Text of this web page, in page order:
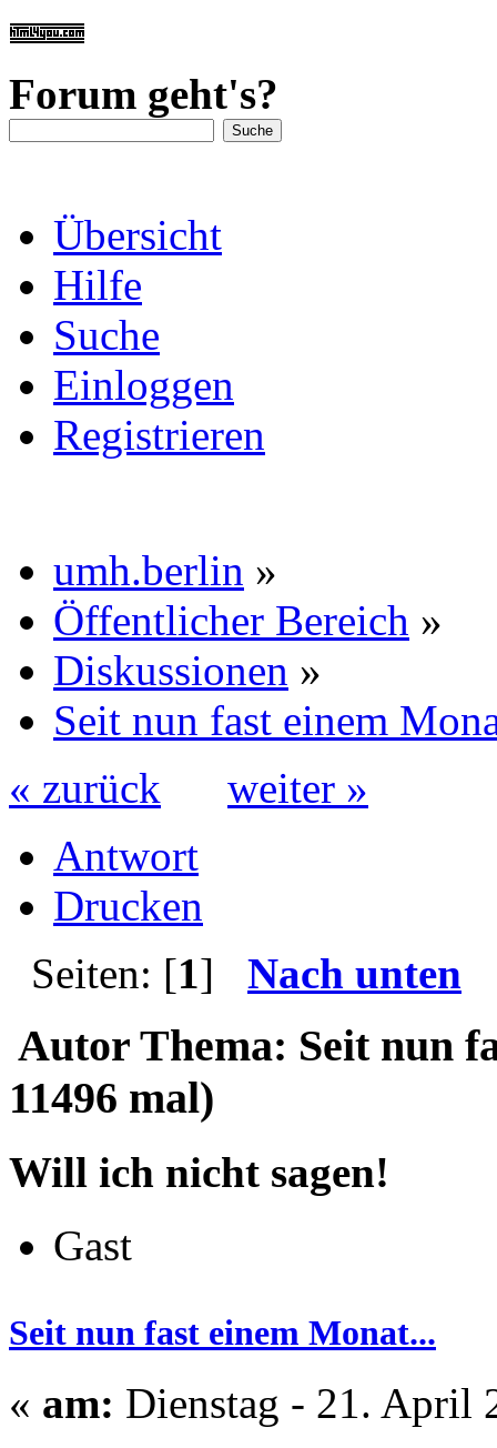
Forum geht's?
Übersicht
Hilfe
Suche
Einloggen
Registrieren
umh.berlin »
Öffentlicher Bereich »
Diskussionen »
Seit nun fast einem
« zurück
weiter »
Antwort
Drucken
Seiten: [1] Nach unten
Autor Thema: Seit nun
11496 mal)
Will ich nicht sagen!
Gast
Seit nun fast einem Monat...
« am: Dienstag - 21. April